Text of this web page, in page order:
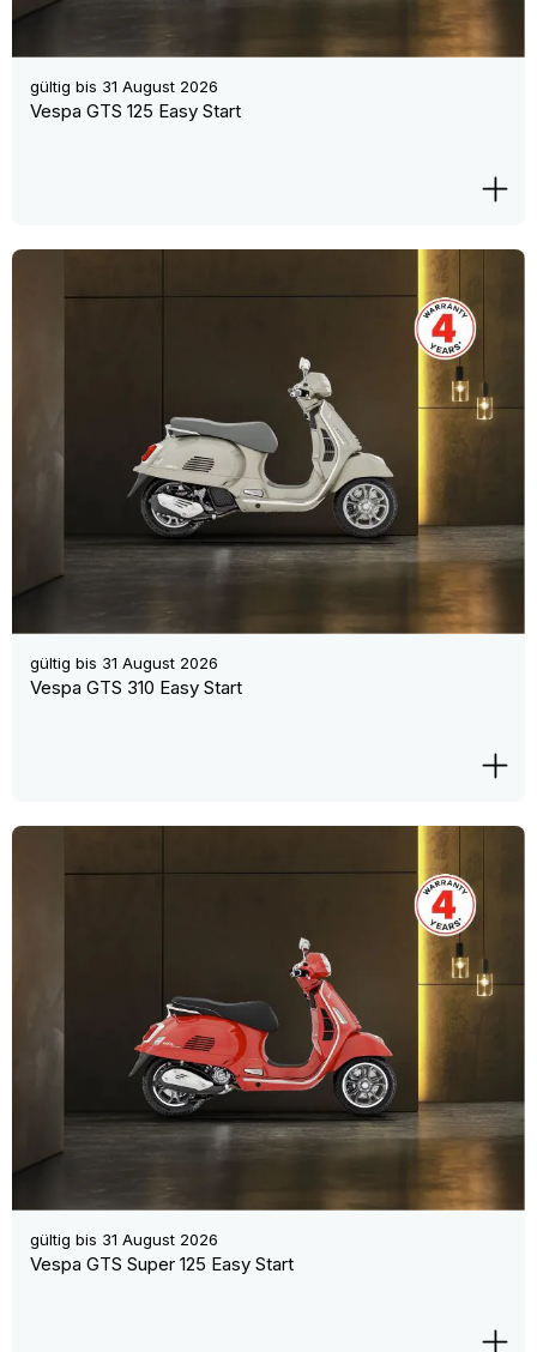
gültig bis 31 August 2026
Vespa GTS 125 Easy Start
gültig bis 31 August 2026
Vespa GTS 310 Easy Start
gültig bis 31 August 2026
Vespa GTS Super 125 Easy Start